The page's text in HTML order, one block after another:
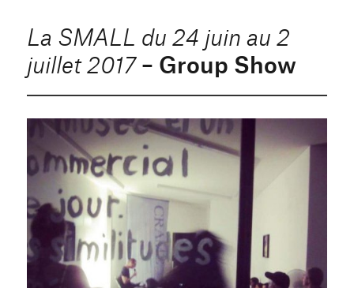
La SMALL du 24 juin au 2
juillet 2017– Group Show